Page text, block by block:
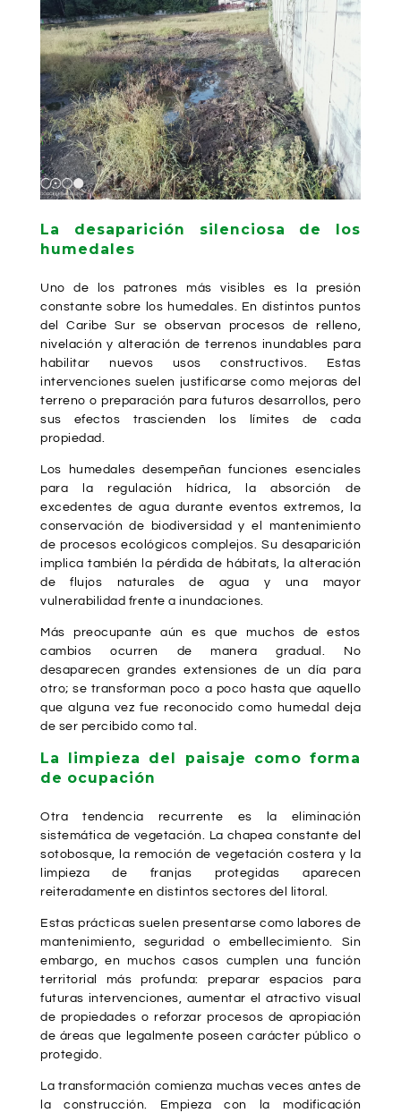
La desaparición silenciosa de los
humedales
Uno de los patrones más visibles es la presión
constante sobre los humedales. En distintos puntos
del Caribe Sur se observan procesos de relleno,
nivelación y alteración de terrenos inundables para
habilitar nuevos usos constructivos. Estas
intervenciones suelen justificarse como mejoras del
terreno o preparación para futuros desarrollos, pero
sus efectos trascienden los límites de cada
propiedad.
Los humedales desempeñan funciones esenciales
para la regulación hídrica, la absorción de
excedentes de agua durante eventos extremos, la
conservación de biodiversidad y el mantenimiento
de procesos ecológicos complejos. Su desaparición
implica también la pérdida de hábitats, la alteración
de flujos naturales de agua y una mayor
vulnerabilidad frente a inundaciones.
Más preocupante aún es que muchos de estos
cambios ocurren de manera gradual. No
desaparecen grandes extensiones de un día para
otro; se transforman poco a poco hasta que aquello
que alguna vez fue reconocido como humedal deja
de ser percibido como tal.
La limpieza del paisaje como forma
de ocupación
Otra tendencia recurrente es la eliminación
sistemática de vegetación. La chapea constante del
sotobosque, la remoción de vegetación costera y la
limpieza de franjas protegidas aparecen
reiteradamente en distintos sectores del litoral.
Estas prácticas suelen presentarse como labores de
mantenimiento, seguridad o embellecimiento. Sin
embargo, en muchos casos cumplen una función
territorial más profunda: preparar espacios para
futuras intervenciones, aumentar el atractivo visual
de propiedades o reforzar procesos de apropiación
de áreas que legalmente poseen carácter público o
protegido.
La transformación comienza muchas veces antes de
la construcción. Empieza con la modificación